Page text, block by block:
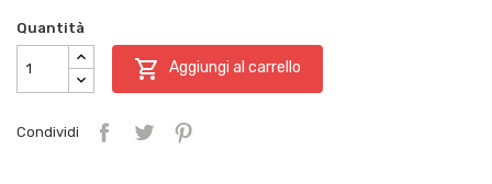
Quantità
 Aggiungi al carrello
Condividi